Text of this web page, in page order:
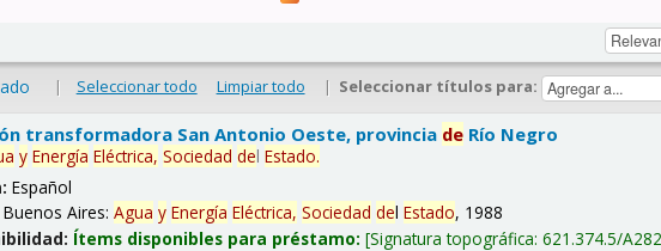
| Seleccionar todo Limpiar todo | Seleccionar títulos para:
transformadora San Antonio Oeste, provincia de Río Negro
y Energía Eléctrica, Sociedad delEstado.
Español
Buenos Aires:Agua y Energía Eléctrica, Sociedad delEstado, 1988
Ítems disponibles para préstamo: Signatura topográfica:621.374.5/